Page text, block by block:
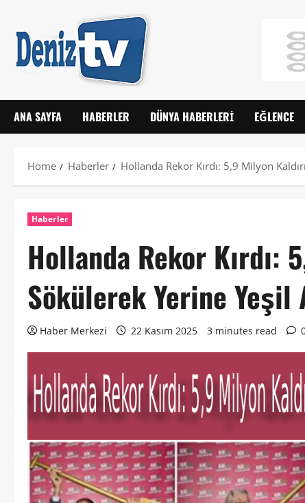
ANA SAYFA HABERLER DÜNYA HABERLERI EĞLENCE
Home Haberler Hollanda Rekor Kırdı: 5,9 Milyon
Haberler
Hollanda Rekor Kırdı:
Sökülerek Yerine Yeşil
Haber Merkezi 22 Kasım 2025 3 minutes read